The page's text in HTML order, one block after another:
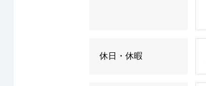
休日・休暇